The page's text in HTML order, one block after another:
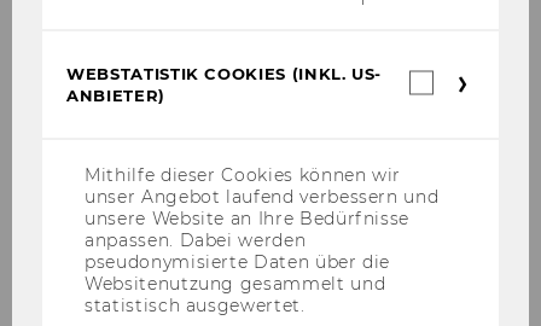
WEBSTATISTIK COOKIES (INKL. US-
ANBIETER)
Mithilfe dieser Cookies können wir
unser Angebot laufend verbessern und
unsere Website an Ihre Bedürfnisse
anpassen. Dabei werden
pseudonymisierte Daten über die
Websitenutzung gesammelt und
statistisch ausgewertet.